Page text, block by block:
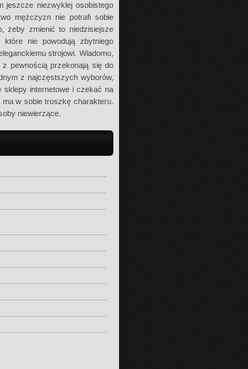
jeszcze niezwyklej osobistego
mężczyzn nie potrafi sobie
żeby zmienić to niedzisiejsze
które nie powodują zbytniego
strojowi. Wiadomo,
pewnością przekonają się do
z najczęstszych wyborów,
sklepy internetowe i czekać na
w sobie troszkę charakteru.
niewierzące.